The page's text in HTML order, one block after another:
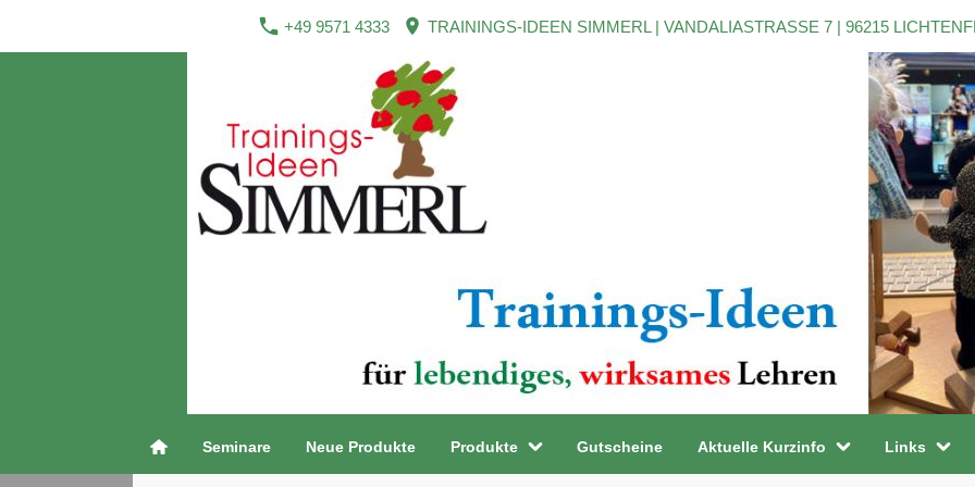
+49 9571 4333 TRAININGS-IDEEN SIMMERL | VANDALIASTRASSE 7 | 96215
Seminare Neue Produkte Produkte Gutscheine Aktuelle Kurzinfo Links